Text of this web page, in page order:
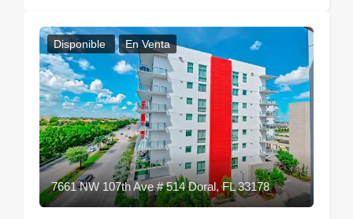
Disponible En Venta
7661 NW 107th Ave # 514 Doral, FL 33178